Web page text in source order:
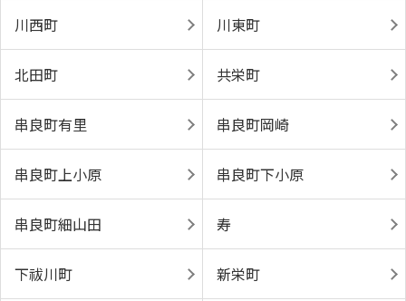
川西町 川東町
北田町 共栄町
串良町有里 串良町岡崎
串良町上小原 串良町下小原
串良町細山田 寿
下祓川町 新栄町